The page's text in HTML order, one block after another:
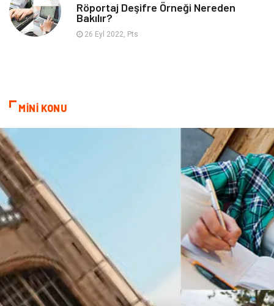
Röportaj Deşifre Örneği Nereden
Bakılır?
26 Eyl 2022, Pts
MİNİ KONU